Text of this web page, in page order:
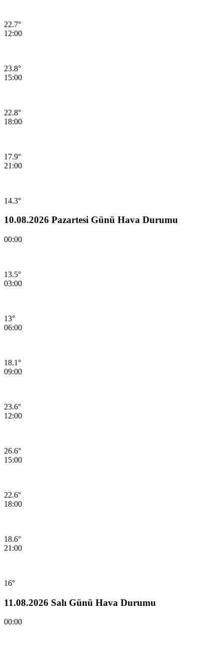
22.7°
12:00
23.8°
15:00
22.8°
18:00
17.9°
21:00
14.3°
10.08.2026 Pazartesi Günü Hava Durumu
00:00
13.5°
03:00
13°
06:00
18.1°
09:00
23.6°
12:00
26.6°
15:00
22.6°
18:00
18.6°
21:00
16°
11.08.2026 Salı Günü Hava Durumu
00:00